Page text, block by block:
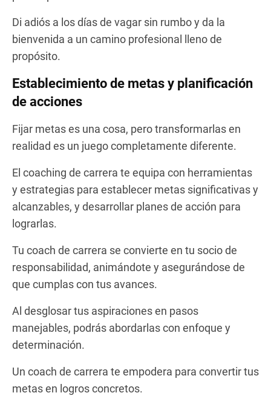
Di adiós a los días de vagar sin rumbo y da la
bienvenida a un camino profesional lleno de
propósito.
Establecimiento de metas y planificación
de acciones
Fijar metas es una cosa, pero transformarlas en
realidad es un juego completamente diferente.
El coaching de carrera te equipa con herramientas
y estrategias para establecer metas significativas y
alcanzables, y desarrollar planes de acción para
lograrlas.
Tu coach de carrera se convierte en tu socio de
responsabilidad, animándote y asegurándose de
que cumplas con tus avances.
Al desglosar tus aspiraciones en pasos
manejables, podrás abordarlas con enfoque y
determinación.
Un coach de carrera te empodera para convertir tus
metas en logros concretos.